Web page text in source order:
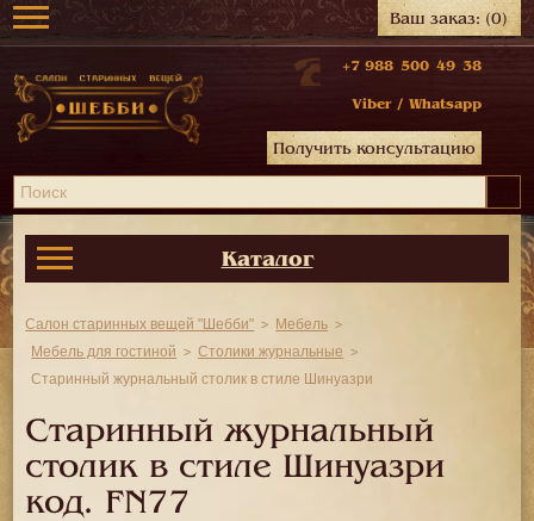
Ваш заказ:(0)
+7 988 500 49 38
Viber / Whatsapp
Получить консультацию
Каталог
Салон старинных вещей "Шебби"
Мебель
Мебель для гостиной
Столики журнальные
Старинный журнальный столик в стиле Шинуазри
Старинный журнальный
столик в стиле Шинуазри
код. FN77